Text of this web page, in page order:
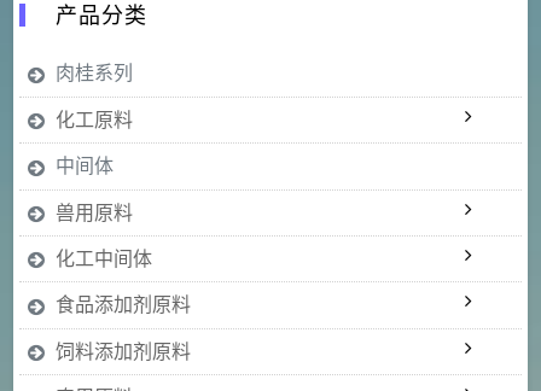
产品分类
肉桂系列
化工原料
中间体
兽用原料
化工中间体
食品添加剂原料
饲料添加剂原料